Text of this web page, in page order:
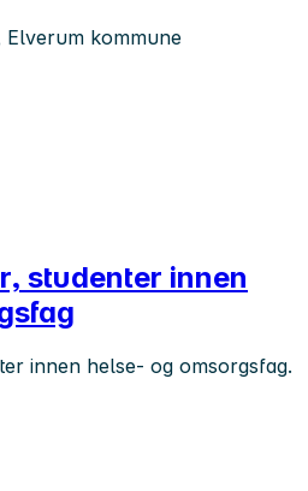
Elverum kommune
studenter innen
innen helse- og omsorgsfag.